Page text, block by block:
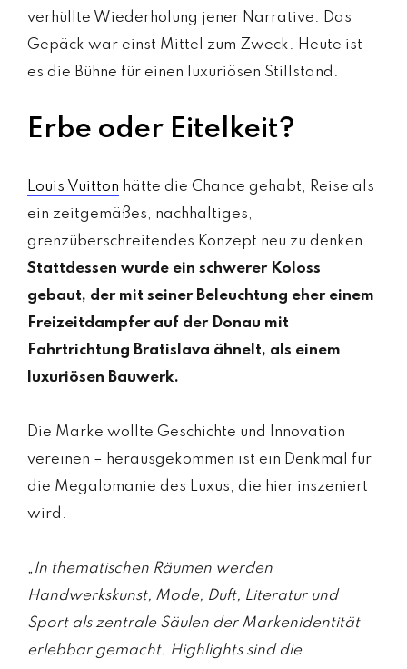
verhüllte Wiederholung jener Narrative. Das
Gepäck war einst Mittel zum Zweck. Heute ist
es die Bühne für einen luxuriösen Stillstand.
Erbe oder Eitelkeit?
Louis Vuitton hätte die Chance gehabt, Reise als
ein zeitgemäßes, nachhaltiges,
grenzüberschreitendes Konzept neu zu denken.
Stattdessen wurde ein schwerer Koloss
gebaut, der mit seiner Beleuchtung eher einem
Freizeitdampfer auf der Donau mit
Fahrtrichtung Bratislava ähnelt, als einem
luxuriösen Bauwerk.
Die Marke wollte Geschichte und Innovation
vereinen – herausgekommen ist ein Denkmal für
die Megalomanie des Luxus, die hier inszeniert
wird.
„In thematischen Räumen werden
Handwerkskunst, Mode, Duft, Literatur und
Sport als zentrale Säulen der Markenidentität
erlebbar gemacht. Highlights sind die